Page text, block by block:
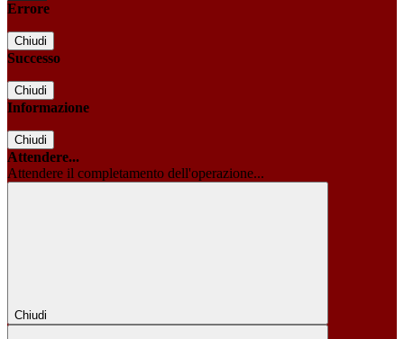
Errore
Chiudi
Successo
Chiudi
Informazione
Chiudi
Attendere...
Attendere il completamento dell'operazione...
Chiudi